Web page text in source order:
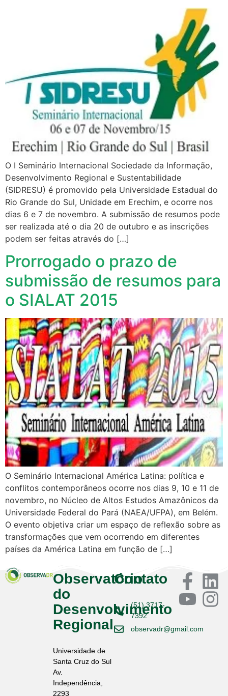
O I Seminário Internacional Sociedade da Informação,
Desenvolvimento Regional e Sustentabilidade
(SIDRESU) é promovido pela Universidade Estadual do
Rio Grande do Sul, Unidade em Erechim, e ocorre nos
dias 6 e 7 de novembro. A submissão de resumos pode
ser realizada até o dia 20 de outubro e as inscrições
podem ser feitas através do […]
Prorrogado o prazo de
submissão de resumos para
o SIALAT 2015
O Seminário Internacional América Latina: política e
conflitos contemporâneos ocorre nos dias 9, 10 e 11 de
novembro, no Núcleo de Altos Estudos Amazônicos da
Universidade Federal do Pará (NAEA/UFPA), em Belém.
O evento objetiva criar um espaço de reflexão sobre as
transformações que vem ocorrendo em diferentes
países da América Latina em função de […]
Observatório
do
Desenvolvimento
Regional
Universidade de
Santa Cruz do Sul
Av.
Independência,
2293
Contato
(51) 3717-
7392
observadr@gmail.com